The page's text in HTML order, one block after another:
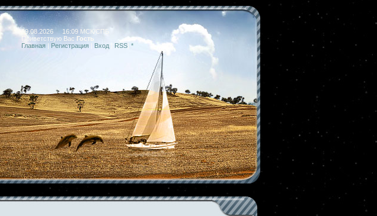
09.08.2026 16:09 МСК/СПБ
Приветствую Вас Гость
Главная | Регистрация | Вход RSS *